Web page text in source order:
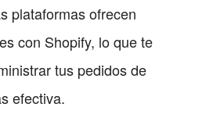
plataformas ofrecen
con Shopify, lo que te
tus pedidos de
efectiva.